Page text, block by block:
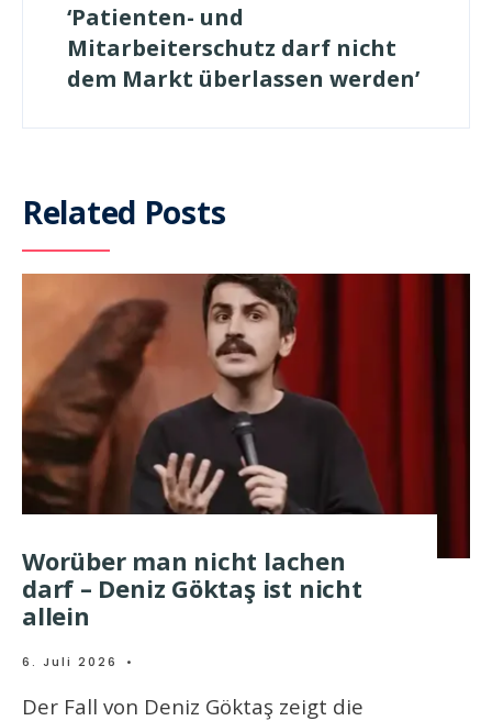
‘Patienten- und
Mitarbeiterschutz darf nicht
dem Markt überlassen werden’
Related Posts
Worüber man nicht lachen
darf – Deniz Göktaş ist nicht
allein
6. Juli 2026 •
Der Fall von Deniz Göktaş zeigt die